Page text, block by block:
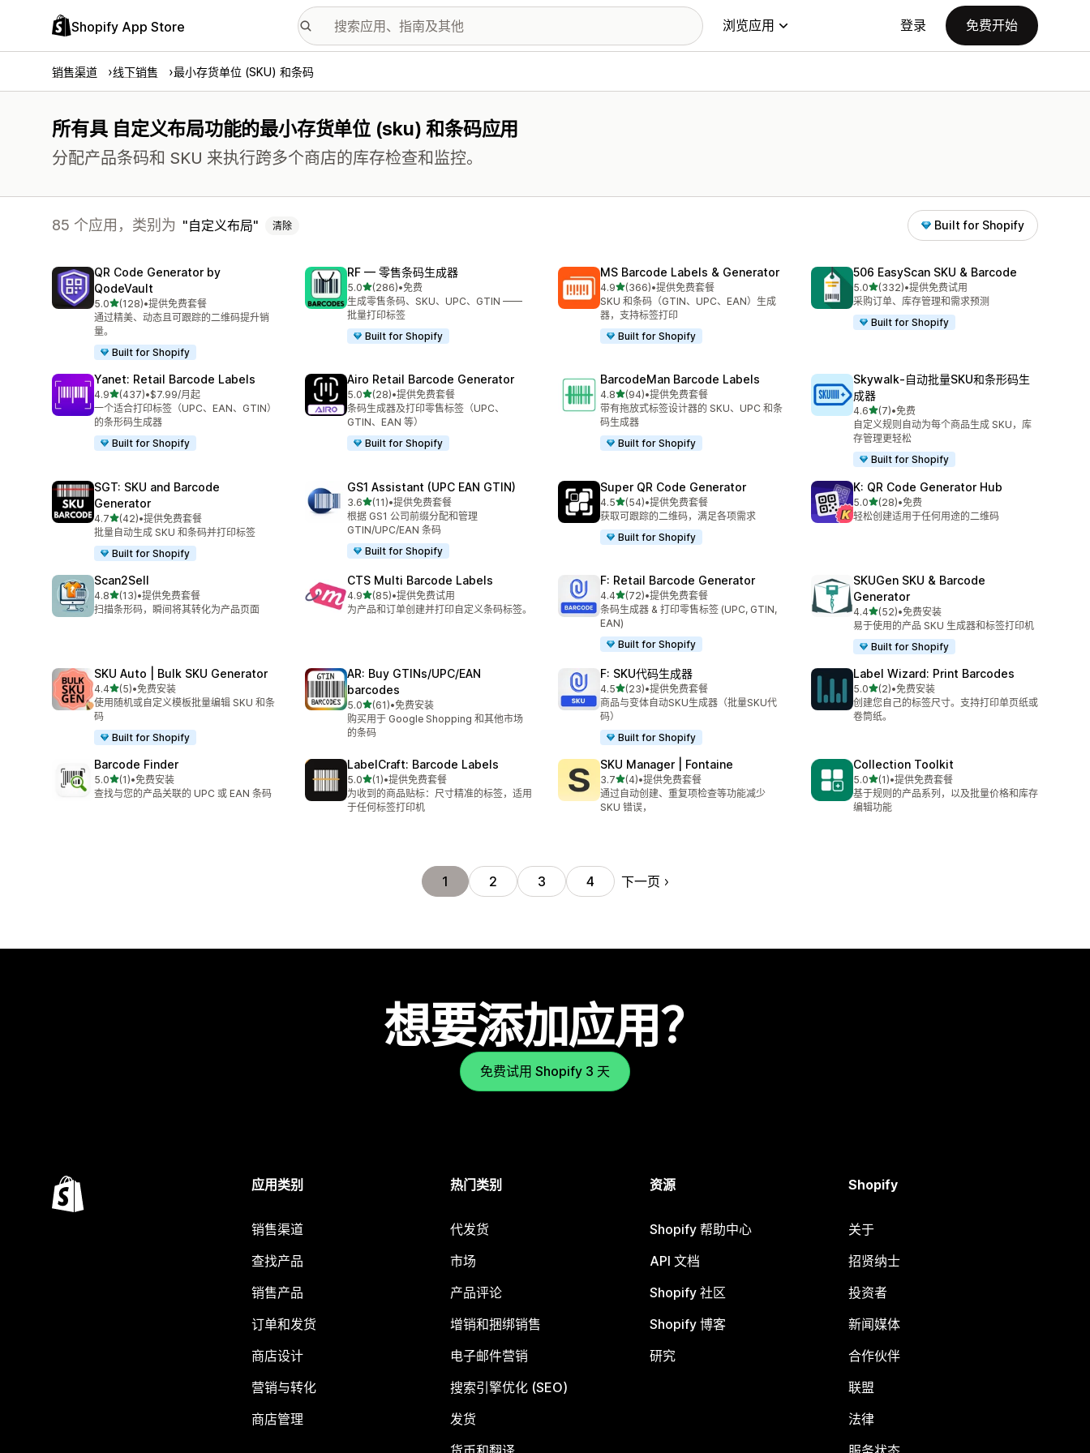
Shopify App Store 浏览应用 登录 免费开始
销售渠道 线下销售 最小存货单位 (SKU) 和条码
所有具 自定义布局功能的最小存货单位 (sku) 和条码应用
分配产品条码和 SKU 来执行跨多个商店的库存检查和监控。
85 个应用，类别为 自定义布局 清除 Built for Shopify
QR Code Generator by
QodeVault
5.0星（满分 5 星）
(128)
总共 128 条评论
•提供免费套餐
通过精美、动态且可跟踪的二维码提升销
量。
Built for Shopify
RF — 零售条码生成器
5.0星（满分 5 星）
(286)
总共 286 条评论
•免费
生成零售条码、SKU、UPC、GTIN ——
批量打印标签
Built for Shopify
MS Barcode Labels & Generator
4.9星（满分 5 星）
(366)
总共 366 条评论
•提供免费套餐
SKU 和条码（GTIN、UPC、EAN）生成
器，支持标签打印
Built for Shopify
506 EasyScan SKU & Barcode
5.0星（满分 5 星）
(332)
总共 332 条评论
•提供免费试用
采购订单、库存管理和需求预测
Built for Shopify
Yanet: Retail Barcode Labels
4.9星（满分 5 星）
(437)
总共 437 条评论
•$7.99/月起
一个适合打印标签（UPC、EAN、GTIN）
的条形码生成器
Built for Shopify
Airo Retail Barcode Generator
5.0星（满分 5 星）
(28)
总共 28 条评论
•提供免费套餐
条码生成器及打印零售标签（UPC、
GTIN、EAN 等）
Built for Shopify
BarcodeMan Barcode Labels
4.8星（满分 5 星）
(94)
总共 94 条评论
•提供免费套餐
带有拖放式标签设计器的 SKU、UPC 和条
码生成器
Built for Shopify
Skywalk‑自动批量SKU和条形码生
成器
4.6星（满分 5 星）
(7)
总共 7 条评论
•免费
自定义规则自动为每个商品生成 SKU，库
存管理更轻松
Built for Shopify
SGT: SKU and Barcode
Generator
4.7星（满分 5 星）
(42)
总共 42 条评论
•提供免费套餐
批量自动生成 SKU 和条码并打印标签
Built for Shopify
GS1 Assistant (UPC EAN GTIN)
3.6星（满分 5 星）
(11)
总共 11 条评论
•提供免费套餐
根据 GS1 公司前缀分配和管理
GTIN/UPC/EAN 条码
Built for Shopify
Super QR Code Generator
4.5星（满分 5 星）
(54)
总共 54 条评论
•提供免费套餐
获取可跟踪的二维码，满足各项需求
Built for Shopify
K: QR Code Generator Hub
5.0星（满分 5 星）
(28)
总共 28 条评论
•免费
轻松创建适用于任何用途的二维码
Scan2Sell
4.8星（满分 5 星）
(13)
总共 13 条评论
•提供免费套餐
扫描条形码，瞬间将其转化为产品页面
CTS Multi Barcode Labels
4.9星（满分 5 星）
(85)
总共 85 条评论
•提供免费试用
为产品和订单创建并打印自定义条码标签。
F: Retail Barcode Generator
4.4星（满分 5 星）
(72)
总共 72 条评论
•提供免费套餐
条码生成器 & 打印零售标签 (UPC, GTIN,
EAN)
Built for Shopify
SKUGen SKU & Barcode
Generator
4.4星（满分 5 星）
(52)
总共 52 条评论
•免费安装
易于使用的产品 SKU 生成器和标签打印机
Built for Shopify
SKU Auto | Bulk SKU Generator
4.4星（满分 5 星）
(5)
总共 5 条评论
•免费安装
使用随机或自定义模板批量编辑 SKU 和条
码
Built for Shopify
AR: Buy GTINs/UPC/EAN
barcodes
5.0星（满分 5 星）
(61)
总共 61 条评论
•免费安装
购买用于 Google Shopping 和其他市场
的条码
F: SKU代码生成器
4.5星（满分 5 星）
(23)
总共 23 条评论
•提供免费套餐
商品与变体自动SKU生成器（批量SKU代
码）
Built for Shopify
Label Wizard: Print Barcodes
5.0星（满分 5 星）
(2)
总共 2 条评论
•免费安装
创建您自己的标签尺寸。支持打印单页纸或
卷筒纸。
Barcode Finder
5.0星（满分 5 星）
(1)
总共 1 条评论
•免费安装
查找与您的产品关联的 UPC 或 EAN 条码
LabelCraft: Barcode Labels
5.0星（满分 5 星）
(1)
总共 1 条评论
•提供免费套餐
为收到的商品贴标：尺寸精准的标签，适用
于任何标签打印机
SKU Manager | Fontaine
3.7星（满分 5 星）
(4)
总共 4 条评论
•提供免费套餐
通过自动创建、重复项检查等功能减少
SKU 错误，
Collection Toolkit
5.0星（满分 5 星）
(1)
总共 1 条评论
•提供免费套餐
基于规则的产品系列，以及批量价格和库存
编辑功能
1 2 3 4 下一页
想要添加应用？
免费试用 Shopify 3 天
应用类别
销售渠道
查找产品
销售产品
订单和发货
商店设计
营销与转化
商店管理
热门类别
代发货
市场
产品评论
增销和捆绑销售
电子邮件营销
搜索引擎优化 (SEO)
发货
资源
Shopify 帮助中心
API 文档
Shopify 社区
Shopify 博客
研究
Shopify
关于
招贤纳士
投资者
新闻媒体
合作伙伴
联盟
法律